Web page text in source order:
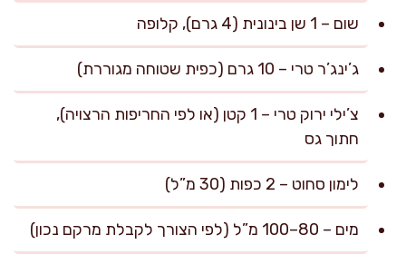
שום – 1 שן בינונית (4 גרם), קלופה
ג’ינג’ר טרי – 10 גרם (כפית שטוחה מגוררת)
צ’ילי ירוק טרי – 1 קטן (או לפי החריפות הרצויה),
חתוך גס
לימון סחוט – 2 כפות (30 מ”ל)
מים – 80–100 מ”ל (לפי הצורך לקבלת מרקם נכון)